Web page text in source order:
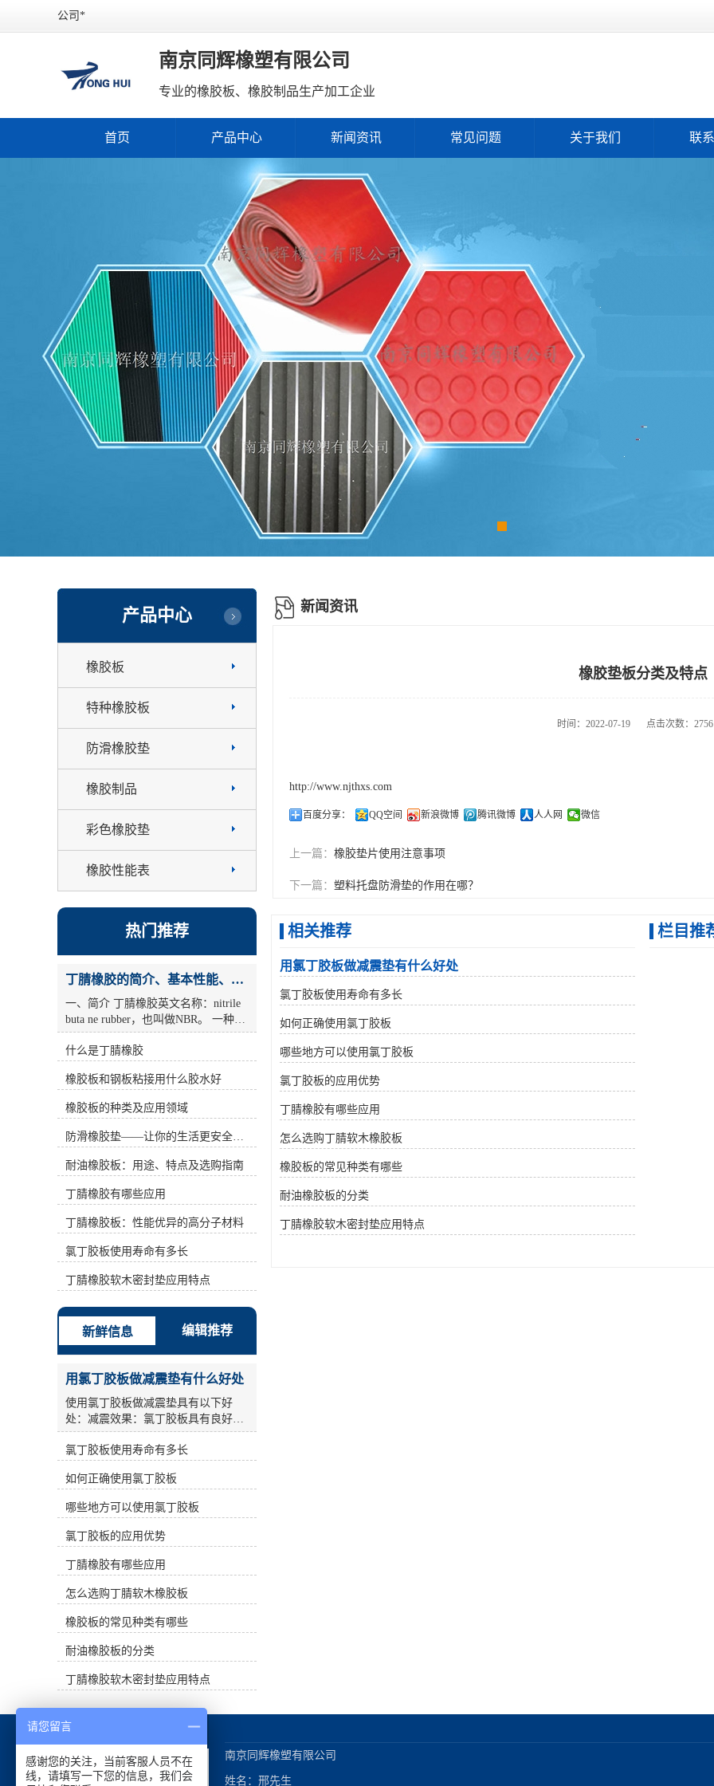
公司*
南京同辉橡塑有限公司
专业的橡胶板、橡胶制品生产加工企业
首页 产品中心 新闻资讯 常见问题 关于我们 联
新闻资讯
橡胶垫板分类及特点
时间：2022-07-19 点击次数：2756
http://www.njthxs.com
百度分享： QQ空间 新浪微博 腾讯微博 人人网 微信
上一篇： 橡胶垫片使用注意事项
下一篇： 塑料托盘防滑垫的作用在哪？
相关推荐
用氯丁胶板做减震垫有什么好处
氯丁胶板使用寿命有多长
如何正确使用氯丁胶板
哪些地方可以使用氯丁胶板
氯丁胶板的应用优势
丁腈橡胶有哪些应用
怎么选购丁腈软木橡胶板
橡胶板的常见种类有哪些
耐油橡胶板的分类
丁腈橡胶软木密封垫应用特点
栏目推
产品中心
橡胶板
特种橡胶板
防滑橡胶垫
橡胶制品
彩色橡胶垫
橡胶性能表
热门推荐
丁腈橡胶的简介、基本性能、主要用途
一、简介 丁腈橡胶英文名称：nitrile
buta ne rubber，也叫做NBR。 一种由
丁二烯和丙烯腈共聚而成的合成橡
胶。耐油(尤其是 丁腈橡胶烷烃油)，
(%)为42~46、36~41、31~35、
25~30、18~24等。丙烯腈含量越高，
耐油性越好，但耐寒性相应降低。它
可以在120℃或在空气中 150℃中长期
使用的油。此外，它还具有良好的耐
水性、气密性和粘结性能。广泛应用
于制造各种耐油橡胶产品、各种耐油
垫圈、垫圈、套管、软包装、软管、
为汽车、航空、石油、复印等行业不
可缺少的弹性材料。 二、基本性能
丁腈橡胶又称丁二烯一丙烯腈橡胶，
简称丁二烯一丙烯腈橡胶NBR，平均
分子量约70万。灰色至浅黄色块或粉
状固体，相对密度为0.95～1.0。丁腈
橡胶玻璃化温度为26%Tg=一52℃，
脆化温度Tb=一47℃，丙烯腈含量为
40%的丁腈橡胶玻璃化温度Tg=一
22℃。溶解度参数δ=8.9～9.9.溶于醋
酸乙酯、醋酸丁酯、氯苯、甲乙酮
等。丁腈橡胶具有优异的耐油性，仅
次于聚硫橡胶和氟橡胶，具有耐磨性
和气密性。 丁腈橡胶的缺点是不耐臭
氧和芳香族、卤代烃、酮和酯溶剂，
胶和氯丁橡胶，可达120℃长期工
橡胶的性能受丙烯腈含量的影响。随
着丙烯腈含量的增加，拉伸强度、耐
热性、耐油性、气密性和硬度增加，
但弹性和耐寒性降低。丁腈橡胶耐臭
氧和电绝缘性差。耐水性好。 三、主
要用途 丁腈橡胶主要用于制造耐油产
型油囊等，常用于制造O形圈、油
管、密封件、发泡等各种耐油成型产
品。
什么是丁腈橡胶
橡胶板和钢板粘接用什么胶水好
橡胶板的种类及应用领域
防滑橡胶垫——让你的生活更安全舒适
耐油橡胶板：用途、特点及选购指南
丁腈橡胶有哪些应用
丁腈橡胶板：性能优异的高分子材料
氯丁胶板使用寿命有多长
丁腈橡胶软木密封垫应用特点
新鲜信息 编辑推荐
用氯丁胶板做减震垫有什么好处
使用氯丁胶板做减震垫具有以下好
处：减震效果：氯丁胶板具有良好的
弹性和柔软性，能够有效吸收冲击和
振动，减轻物体受到的冲击力和震
于需要减少振动和噪音的场所和设备
非常重要。吸震能力：氯丁胶板具有
出色的吸震能力，可以吸收地面、机
械设备或其他物体的震动，防止震动
传递到周围环境或其他物体，从而保
护地面、设备或结构的完整性和稳定
性。防滑性能：氯丁胶板通常具有良
好的抗滑性能，可以增加地面或物体
提供更安全的工作和生活环境。耐久
性：氯丁胶板通常具有优异的耐久性
和耐候性，能够长时间保持其减震和
吸震性能，不易老化和变形，从而延
长使用寿命。多功能性：氯丁胶板可
以根据需要进行定制和加工，适用于
各种不同的场所和应用，如运动场
种形式的减震和吸震解决方案。 总的
来说，使用氯丁胶板做减震垫可以有
氯丁胶板使用寿命有多长
如何正确使用氯丁胶板
哪些地方可以使用氯丁胶板
氯丁胶板的应用优势
丁腈橡胶有哪些应用
怎么选购丁腈软木橡胶板
橡胶板的常见种类有哪些
耐油橡胶板的分类
丁腈橡胶软木密封垫应用特点
南京同辉橡塑有限公司
姓名：邢先生
请您留言
感谢您的关注，当前客服人员不在
线，请填写一下您的信息，我们会